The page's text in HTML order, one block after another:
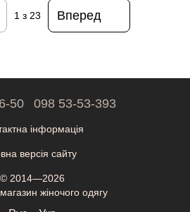
1з 23 Вперед
50 098 53-53-393
інформація
версія сайту
© 2014—2026
жіночого одягу